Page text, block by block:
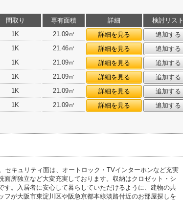
間取り 専有面積 詳細
検討リスト
1K 21.09㎡ 詳細を見る
追加する
1K 21.46㎡ 詳細を見る
追加する
1K 21.09㎡ 詳細を見る
追加する
1K 21.09㎡ 詳細を見る
追加する
1K 21.09㎡ 詳細を見る
追加する
1K 21.09㎡ 詳細を見る 追加する
キュリティ面は、オートロック・TVインターホンなど充実
所独立など大変充実しております。収納はクロゼット・シ
。入居者に安心して暮らしていただけるように、建物の共
が大阪市東淀川区や阪急京都本線淡路付近のお部屋探しを